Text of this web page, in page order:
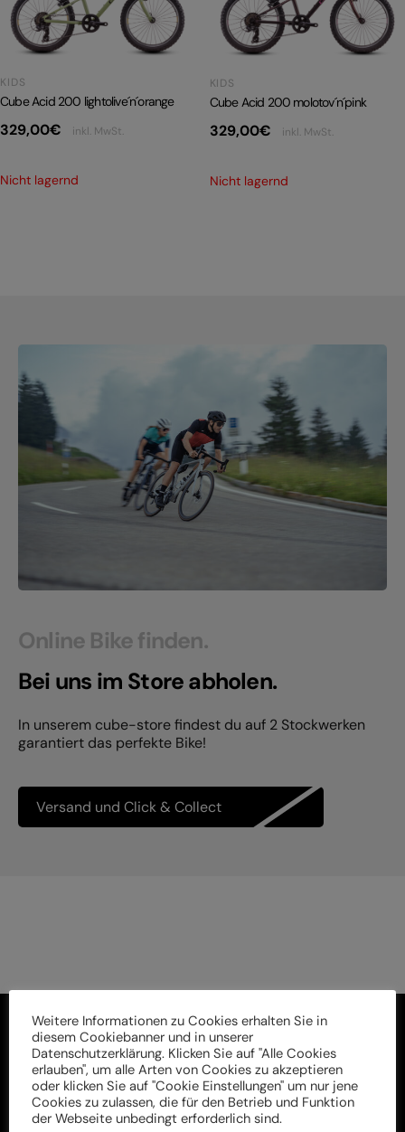
Alle entdecken
E-BIKE TOUR
PRODUKTRÜCKRUFE
KIDS
Cube Acid 200 lightolive´n´orange
329,00€ inkl. MwSt.
Nicht lagernd
KIDS
Cube Acid 200 molotov´n´pink
329,00€ inkl. MwSt.
Nicht lagernd
Online Bike finden.
Bei uns im Store abholen.
In unserem cube-store findest du auf 2 Stockwerken
garantiert das perfekte Bike!
Versand und Click & Collect
Weitere Informationen zu Cookies erhalten Sie in
diesem Cookiebanner und in unserer
Datenschutzerklärung. Klicken Sie auf "Alle Cookies
erlauben", um alle Arten von Cookies zu akzeptieren
oder klicken Sie auf "Cookie Einstellungen" um nur jene
Cookies zu zulassen, die für den Betrieb und Funktion
der Webseite unbedingt erforderlich sind.